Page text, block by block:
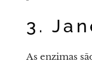
3.
As enzimas